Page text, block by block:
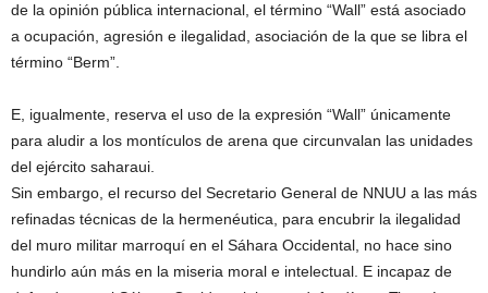
de la opinión pública internacional, el término “Wall” está asociado
a ocupación, agresión e ilegalidad, asociación de la que se libra el
término “Berm”.
E, igualmente, reserva el uso de la expresión “Wall” únicamente
para aludir a los montículos de arena que circunvalan las unidades
del ejército saharaui.
Sin embargo, el recurso del Secretario General de NNUU a las más
refinadas técnicas de la hermenéutica, para encubrir la ilegalidad
del muro militar marroquí en el Sáhara Occidental, no hace sino
hundirlo aún más en la miseria moral e intelectual. E incapaz de